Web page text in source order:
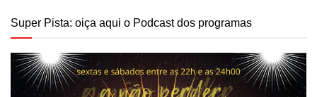
Super Pista: oiça aqui o Podcast dos programas